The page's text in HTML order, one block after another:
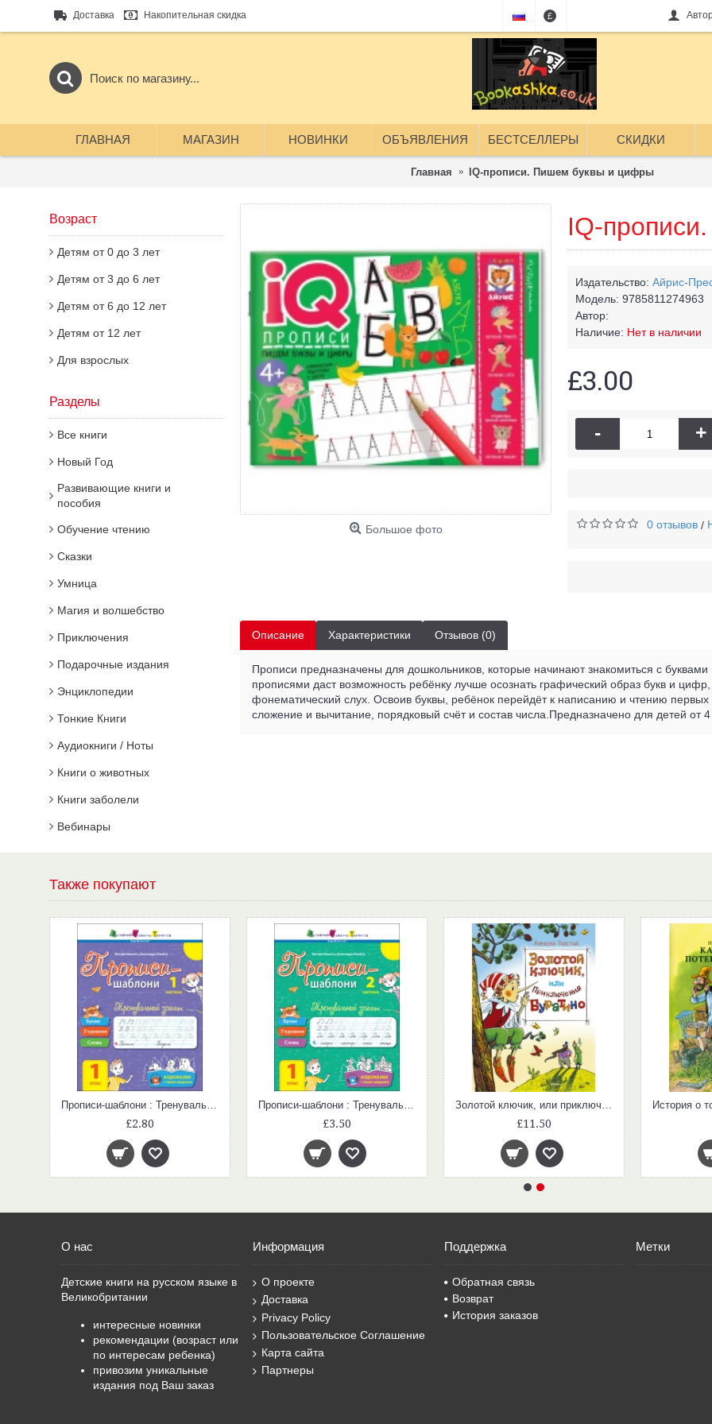
Доставка Накопительная скидка £
ГЛАВНАЯ МАГАЗИН НОВИНКИ ОБЪЯВЛЕНИЯ БЕСТСЕЛЛЕРЫ СКИДКИ
Главная IQ-прописи. Пишем буквы и цифры
Возраст
Детям от 0 до 3 лет
Детям от 3 до 6 лет
Детям от 6 до 12 лет
Детям от 12 лет
Для взрослых
Разделы
Все книги
Новый Год
Развивающие книги и
пособия
Обучение чтению
Сказки
Умница
Магия и волшебство
Приключения
Подарочные издания
Энциклопедии
Тонкие Книги
Аудиокниги / Ноты
Книги о животных
Книги заболели
Вебинары
Большое фото
IQ-
Издательство: Айрис-
Модель: 9785811274963
Автор:
Наличие: Нет в наличии
£3.00
- +
0 отзывов /
Описание Характеристики Отзывов (0)
Прописи предназначены для дошкольников, которые начинают знакомиться с
прописями даст возможность ребёнку лучше осознать графический образ букв и
фонематический слух. Освоив буквы, ребёнок перейдёт к написанию и чтению
сложение и вычитание, порядковый счёт и состав числа.Предназначено для детей от 4
Также покупают
Прописи-шаблони : Тренувальний зошит. Прописи. 1 клас. 1 частина (у)
£2.80
Прописи-шаблони : Тренувальний зошит. Прописи. 1 клас. 2 частина (у)
£3.50
Золотой ключик, или приключения Буратино
£11.50
О нас
Детские книги на русском языке в
Великобритании
интересные новинки
рекомендации (возраст или
по интересам ребенка)
привозим уникальные
издания под Ваш заказ
Информация
О проекте
Доставка
Privacy Policy
Пользовательское Соглашение
Карта сайта
Партнеры
Поддержка
Обратная связь
Возврат
История заказов
Метки